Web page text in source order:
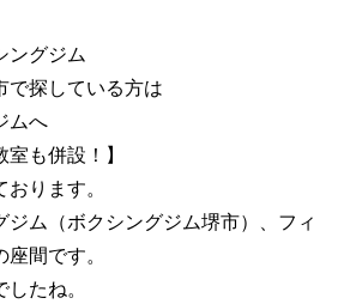
ングジム
で探している方は
ムへ
も併設！】
ります。
ジム（ボクシングジム堺市）、フィ
間です。
たね。